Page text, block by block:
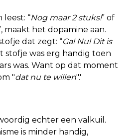
leest: “Nog maar 2 stuks!” of
maakt het dopamine aan.
dat zegt: “Ga! Nu! Dit is
stofje was erg handig toen
was. Want op dat moment
"dat nu te willen".'
echter een valkuil.
is minder handig,